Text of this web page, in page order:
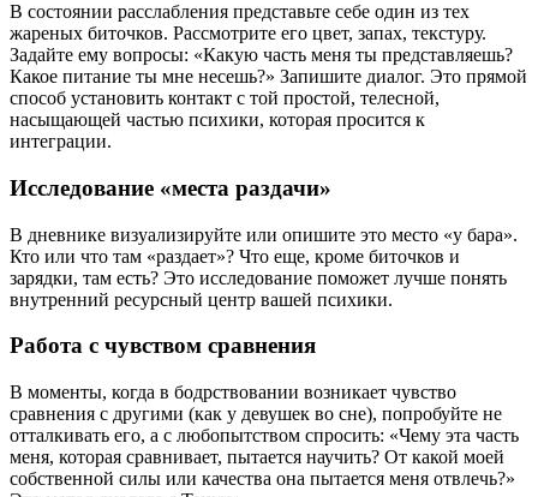
В состоянии расслабления представьте себе один из тех
жареных биточков. Рассмотрите его цвет, запах, текстуру.
Задайте ему вопросы: «Какую часть меня ты представляешь?
Какое питание ты мне несешь?» Запишите диалог. Это прямой
способ установить контакт с той простой, телесной,
насыщающей частью психики, которая просится к
интеграции.
Исследование «места раздачи»
В дневнике визуализируйте или опишите это место «у бара».
Кто или что там «раздает»? Что еще, кроме биточков и
зарядки, там есть? Это исследование поможет лучше понять
внутренний ресурсный центр вашей психики.
Работа с чувством сравнения
В моменты, когда в бодрствовании возникает чувство
сравнения с другими (как у девушек во сне), попробуйте не
отталкивать его, а с любопытством спросить: «Чему эта часть
меня, которая сравнивает, пытается научить? От какой моей
собственной силы или качества она пытается меня отвлечь?»